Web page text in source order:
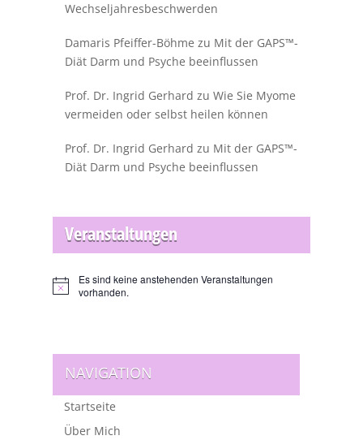
Wechseljahresbeschwerden
Damaris Pfeiffer-Böhme zu Mit der GAPS™-
Diät Darm und Psyche beeinflussen
Prof. Dr. Ingrid Gerhard zu Wie Sie Myome
vermeiden oder selbst heilen können
Prof. Dr. Ingrid Gerhard zu Mit der GAPS™-
Diät Darm und Psyche beeinflussen
Veranstaltungen
Hinweis
Es sind keine anstehenden Veranstaltungen
vorhanden.
NAVIGATION
Startseite
Über Mich